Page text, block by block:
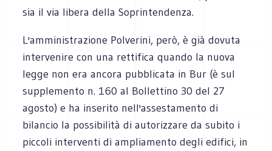
sia il via libera della Soprintendenza.
L'amministrazione Polverini, però, è già dovuta
intervenire con una rettifica quando la nuova
legge non era ancora pubblicata in Bur (è sul
supplemento n. 160 al Bollettino 30 del 27
agosto) e ha inserito nell'assestamento di
bilancio la possibilità di autorizzare da subito i
piccoli interventi di ampliamento degli edifici, in